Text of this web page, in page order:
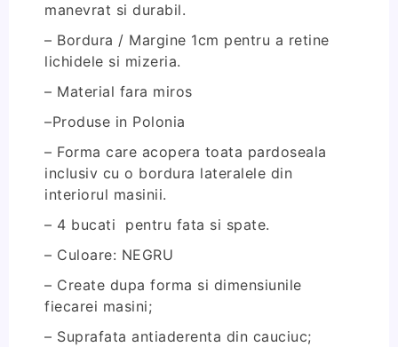
manevrat si durabil.
– Bordura / Margine 1cm pentru a retine
lichidele si mizeria.
– Material fara miros
–Produse in Polonia
– Forma care acopera toata pardoseala
inclusiv cu o bordura lateralele din
interiorul masinii.
– 4 bucati pentru fata si spate.
– Culoare: NEGRU
– Create dupa forma si dimensiunile
fiecarei masini;
– Suprafata antiaderenta din cauciuc;